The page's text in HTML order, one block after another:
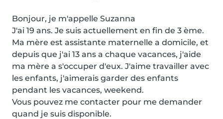
Bonjour, je m'appelle Suzanna
J'ai 19 ans. Je suis actuellement en fin de 3 ème.
Ma mère est assistante maternelle a domicile, et
depuis que j'ai 13 ans a chaque vacances, j'aide
ma mère a s'occuper d'eux. J'aime travailler avec
les enfants, j'aimerais garder des enfants
pendant les vacances, weekend.
Vous pouvez me contacter pour me demander
quand je suis disponible.